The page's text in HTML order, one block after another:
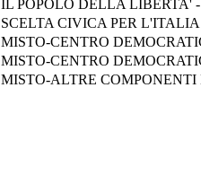
IL POPOLO DELLA LIBERTA'
SCELTA CIVICA PER L'ITALIA
MISTO-CENTRO
MISTO-CENTRO
MISTO-ALTRE COMPONENTI